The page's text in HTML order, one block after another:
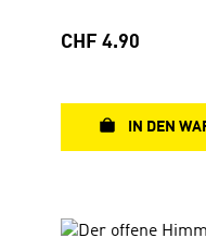
ganze Gemeinde,
Regulärer Preis:
CHF 4.90
IN DEN